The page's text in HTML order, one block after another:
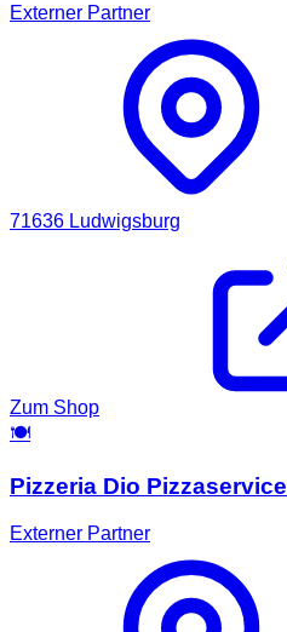
Externer Partner
71636 Ludwigsburg
Zum Shop
🍽️
Pizzeria Dio Pizzaservice
Externer Partner